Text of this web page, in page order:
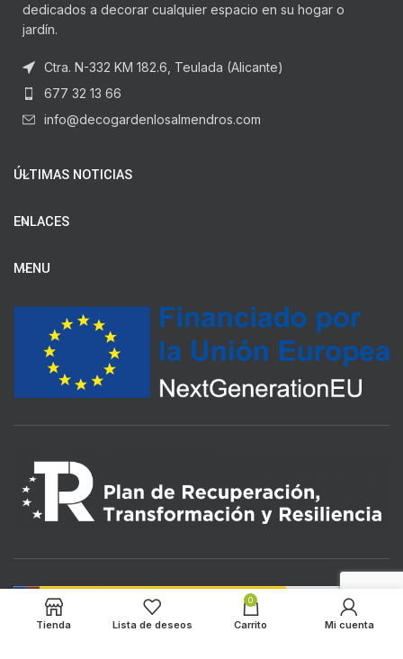
dedicados a decorar cualquier espacio en su hogar o
jardín.
Ctra. N-332 KM 182.6, Teulada (Alicante)
677 32 13 66
info@decogardenlosalmendros.com
ÚLTIMAS NOTICIAS
ENLACES
MENU
Tienda Lista de deseos
0
Carrito Mi cuenta